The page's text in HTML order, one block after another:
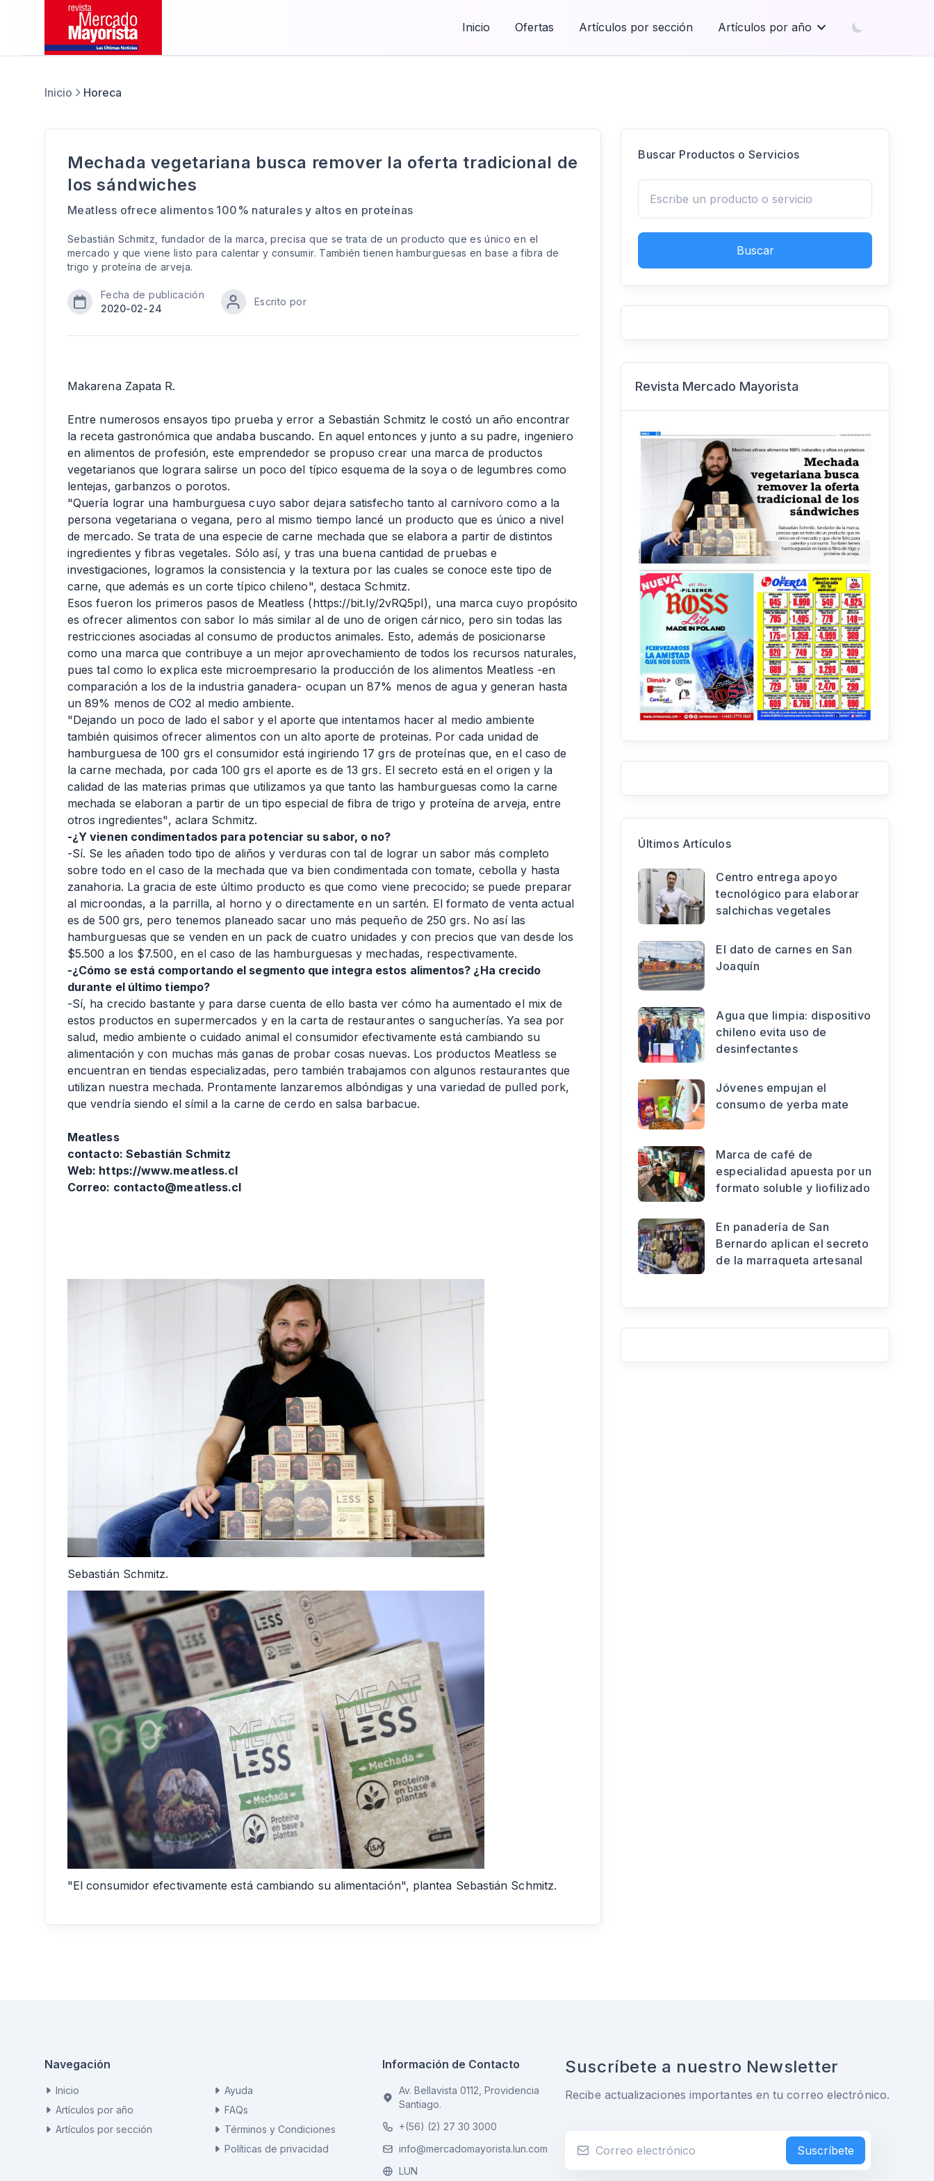
Inicio Ofertas Artículos por sección Artículos por año
Inicio Horeca
Mechada vegetariana busca remover la oferta tradicional de
los sándwiches
Meatless ofrece alimentos 100% naturales y altos en proteínas
Sebastián Schmitz, fundador de la marca, precisa que se trata de un producto que es único en el
mercado y que viene listo para calentar y consumir. También tienen hamburguesas en base a fibra de
trigo y proteína de arveja.
Fecha de publicación
2020-02-24
Escrito por
Makarena Zapata R.
Entre numerosos ensayos tipo prueba y error a Sebastián Schmitz le costó un año encontrar
la receta gastronómica que andaba buscando. En aquel entonces y junto a su padre, ingeniero
en alimentos de profesión, este emprendedor se propuso crear una marca de productos
vegetarianos que lograra salirse un poco del típico esquema de la soya o de legumbres como
lentejas, garbanzos o porotos.
"Quería lograr una hamburguesa cuyo sabor dejara satisfecho tanto al carnívoro como a la
persona vegetariana o vegana, pero al mismo tiempo lancé un producto que es único a nivel
de mercado. Se trata de una especie de carne mechada que se elabora a partir de distintos
ingredientes y fibras vegetales. Sólo así, y tras una buena cantidad de pruebas e
investigaciones, logramos la consistencia y la textura por las cuales se conoce este tipo de
carne, que además es un corte típico chileno", destaca Schmitz.
Esos fueron los primeros pasos de Meatless (https://bit.ly/2vRQ5pI), una marca cuyo propósito
es ofrecer alimentos con sabor lo más similar al de uno de origen cárnico, pero sin todas las
restricciones asociadas al consumo de productos animales. Esto, además de posicionarse
como una marca que contribuye a un mejor aprovechamiento de todos los recursos naturales,
pues tal como lo explica este microempresario la producción de los alimentos Meatless -en
comparación a los de la industria ganadera- ocupan un 87% menos de agua y generan hasta
un 89% menos de CO2 al medio ambiente.
"Dejando un poco de lado el sabor y el aporte que intentamos hacer al medio ambiente
también quisimos ofrecer alimentos con un alto aporte de proteinas. Por cada unidad de
hamburguesa de 100 grs el consumidor está ingiriendo 17 grs de proteínas que, en el caso de
la carne mechada, por cada 100 grs el aporte es de 13 grs. El secreto está en el origen y la
calidad de las materias primas que utilizamos ya que tanto las hamburguesas como la carne
mechada se elaboran a partir de un tipo especial de fibra de trigo y proteína de arveja, entre
otros ingredientes", aclara Schmitz.
-¿Y vienen condimentados para potenciar su sabor, o no?
-Sí. Se les añaden todo tipo de aliños y verduras con tal de lograr un sabor más completo
sobre todo en el caso de la mechada que va bien condimentada con tomate, cebolla y hasta
zanahoria. La gracia de este último producto es que como viene precocido; se puede preparar
al microondas, a la parrilla, al horno y o directamente en un sartén. El formato de venta actual
es de 500 grs, pero tenemos planeado sacar uno más pequeño de 250 grs. No así las
hamburguesas que se venden en un pack de cuatro unidades y con precios que van desde los
$5.500 a los $7.500, en el caso de las hamburguesas y mechadas, respectivamente.
-¿Cómo se está comportando el segmento que integra estos alimentos? ¿Ha crecido
durante el último tiempo?
-Sí, ha crecido bastante y para darse cuenta de ello basta ver cómo ha aumentado el mix de
estos productos en supermercados y en la carta de restaurantes o sangucherías. Ya sea por
salud, medio ambiente o cuidado animal el consumidor efectivamente está cambiando su
alimentación y con muchas más ganas de probar cosas nuevas. Los productos Meatless se
encuentran en tiendas especializadas, pero también trabajamos con algunos restaurantes que
utilizan nuestra mechada. Prontamente lanzaremos albóndigas y una variedad de pulled pork,
que vendría siendo el símil a la carne de cerdo en salsa barbacue.
Meatless
contacto: Sebastián Schmitz
Web: https://www.meatless.cl
Correo: contacto@meatless.cl
Sebastián Schmitz.
"El consumidor efectivamente está cambiando su alimentación", plantea Sebastián Schmitz.
Buscar Productos o Servicios
Buscar
Revista Mercado Mayorista
Últimos Artículos
Centro entrega apoyo
tecnológico para elaborar
salchichas vegetales
El dato de carnes en San
Joaquín
Agua que limpia: dispositivo
chileno evita uso de
desinfectantes
Jóvenes empujan el
consumo de yerba mate
Marca de café de
especialidad apuesta por un
formato soluble y liofilizado
En panadería de San
Bernardo aplican el secreto
de la marraqueta artesanal
Navegación
Inicio
Artículos por año
Artículos por sección
Ayuda
FAQs
Términos y Condiciones
Políticas de privacidad
Información de Contacto
Av. Bellavista 0112, Providencia
Santiago.
+(56) (2) 27 30 3000
info@mercadomayorista.lun.com
LUN
Suscríbete a nuestro Newsletter
Recibe actualizaciones importantes en tu correo electrónico.
Suscríbete